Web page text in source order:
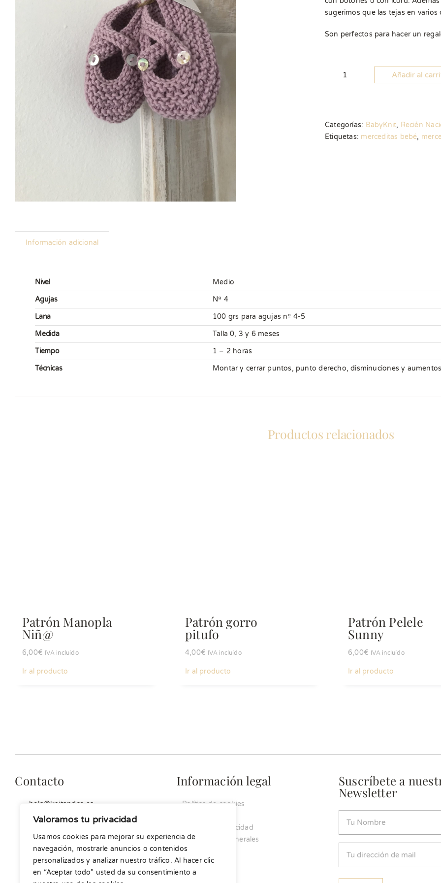
Valoramos tu privacidad
Usamos cookies para mejorar su experiencia de
navegación, mostrarle anuncios o contenidos
personalizados y analizar nuestro tráfico. Al hacer clic
en “Aceptar todo” usted da su consentimiento a
sugerimos que las tejas en
Son perfectos para hacer un
Patrón
Añadir al
Categorías: BabyKnit, Recién
Etiquetas: merceditas bebé,
Información adicional
Nivel Medio
Agujas Nº 4
Lana 100 grs para agujas nº 4-5
Medida Talla 0, 3 y 6 meses
Tiempo 1 – 2 horas
Técnicas Montar y cerrar puntos, punto derecho, disminuciones y
Productos relacionados
Patrón Manopla
Niñ@
6,00€ IVA incluído
Ir al producto
Patrón gorro
pitufo
4,00€ IVA incluído
Ir al producto
Patrón Pelele
Sunny
6,00€ IVA incluído
Ir al producto
Contacto
hola@knitandco.es
Información legal
Política de cookies
Política de privacidad
Condiciones generales
Suscríbete a
Newsletter